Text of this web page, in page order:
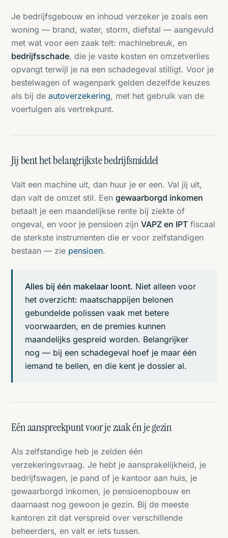
Je bedrijfsgebouw en inhoud verzeker je zoals een
woning — brand, water, storm, diefstal — aangevuld
met wat voor een zaak telt: machinebreuk, en
bedrijfsschade, die je vaste kosten en omzetverlies
opvangt terwijl je na een schadegeval stilligt. Voor je
bestelwagen of wagenpark gelden dezelfde keuzes
als bij deautoverzekering, met het gebruik van de
voertuigen als vertrekpunt.
Jij bent het belangrijkste bedrijfsmiddel
Valt een machine uit, dan huur je er een. Val jij uit,
dan valt de omzet stil. Eengewaarborgd inkomen
betaalt je een maandelijkse rente bij ziekte of
ongeval, en voor je pensioen zijnVAPZ en IPT fiscaal
de sterkste instrumenten die er voor zelfstandigen
bestaan — zie pensioen.
Alles bij één makelaar loont. Niet alleen voor
het overzicht: maatschappijen belonen
gebundelde polissen vaak met betere
voorwaarden, en de premies kunnen
maandelijks gespreid worden. Belangrijker
nog — bij een schadegeval hoef je maar één
iemand te bellen, en die kent je dossier al.
Eén aanspreekpunt voor je zaak én je gezin
Als zelfstandige heb je zelden één
verzekeringsvraag. Je hebt je aansprakelijkheid, je
bedrijfswagen, je pand of je kantoor aan huis, je
gewaarborgd inkomen, je pensioenopbouw en
daarnaast nog gewoon je gezin. Bij de meeste
kantoren zit dat verspreid over verschillende
beheerders, en valt er iets tussen.